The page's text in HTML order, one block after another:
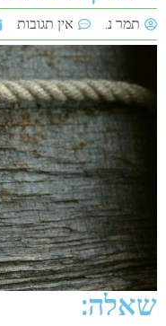
תמר נ. אין תגובות
שאלה: